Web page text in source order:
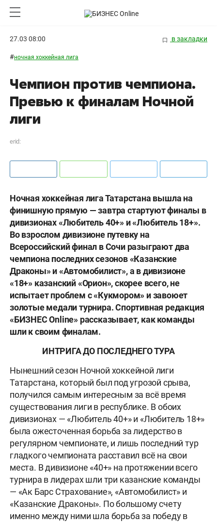
27.03 08:00 в закладки
#ночная хоккейная лига
Чемпион против чемпиона.
Превью к финалам Ночной
лиги
erid:
Ночная хоккейная лига Татарстана вышла на
финишную прямую — завтра стартуют финалы в
дивизионах «Любитель 40+» и «Любитель 18+».
Во взрослом дивизионе путевку на
Всероссийский финал в Сочи разыграют два
чемпиона последних сезонов «Казанские
Драконы» и «Автомобилист», а в дивизионе
«18+» казанский «Орион», скорее всего, не
испытает проблем с «Кукмором» и завоюет
золотые медали турнира. Спортивная редакция
«БИЗНЕС Online» рассказывает, как команды
шли к своим финалам.
ИНТРИГА ДО ПОСЛЕДНЕГО ТУРА
Нынешний сезон Ночной хоккейной лиги
Татарстана, который был под угрозой срыва,
получился самым интересным за всё время
существования лиги в республике. В обоих
дивизионах — «Любитель 40+» и «Любитель 18+»
была ожесточенная борьба за лидерство в
регулярном чемпионате, и лишь последний тур
гладкого чемпионата расставил всё на свои
места. В дивизионе «40+» на протяжении всего
турнира в лидерах шли три казанские команды
— «Ак Барс Страхование», «Автомобилист» и
«Казанские Драконы». По большому счету
именно между ними шла борьба за победу в